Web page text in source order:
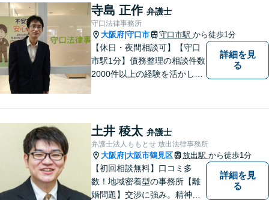
ションを大切にして、さまざ
まな問題の解決に向けてサポ
ートさせていただきます。
寺島 正作 弁護士
守口法律事務所
大阪府 守口市 守口市駅 から徒歩1分
【休日・夜間相談可】【守口
市駅1分】債務整理の相談件数
2000件以上の経験を活かし、
頼者様が不安を抱かないよう
に、わかりやすく的確なアド
バイスを心がけております。
詳細を見
る
土井 稜太 弁護士
弁護士法人ももとせ 放出法律事務所
大阪府 大阪市鶴見区 放出駅 から徒歩1分
【初回相談無料】口コミ多
数！地域密着型の事務所【離
婚問題】交渉に強み。精神的
詳細を見
る